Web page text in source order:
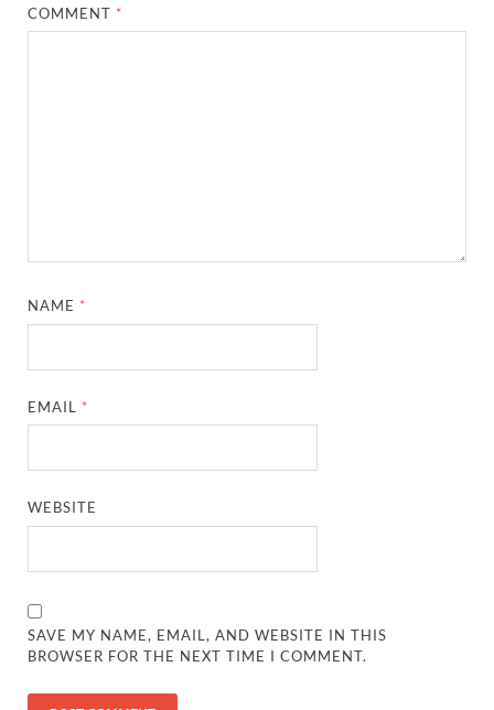
COMMENT *
NAME *
EMAIL *
WEBSITE
SAVE MY NAME, EMAIL, AND WEBSITE IN THIS
BROWSER FOR THE NEXT TIME I COMMENT.